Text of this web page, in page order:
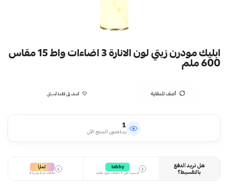
ابليك مودرن زيتي لون الانارة 3 اضاءات واط 15 مقاس
600 ملم
أضف للمقارنة أضف إلى قائمة أمنياتي
1
يشاهدون المنتج الآن
هل تريد الدفع
بالتقسيط؟
i
tabby
قسمها على 4 دفعات بدون تعقيد
i تمارا
دفعات مرنة وسهلة